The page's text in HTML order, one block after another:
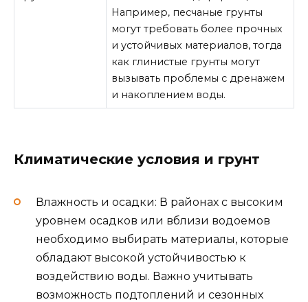
Например, песчаные грунты
могут требовать более прочных
и устойчивых материалов, тогда
как глинистые грунты могут
вызывать проблемы с дренажем
и накоплением воды.
Климатические условия и грунт
Влажность и осадки: В районах с высоким
уровнем осадков или вблизи водоемов
необходимо выбирать материалы, которые
обладают высокой устойчивостью к
воздействию воды. Важно учитывать
возможность подтоплений и сезонных